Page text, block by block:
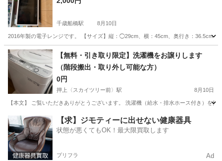
千歳船橋駅 8月10日
2016年製の電子レンジです。 【サイズ】縦：◯29cm、横：45cm、奥行き：36.5cm
東京 世田谷区 千歳船橋駅 キッチン家電
【無料・引き取り限定】洗濯機をお譲りします
（階段搬出・取り外し可能な方）
0円
押上〈スカイツリー前〉駅 8月10日
【本文】 ご覧いただきありがとうございます。 洗濯機（給水・排水ホース付き）を
東京 墨田区 押上〈スカイツリー前〉駅 生活家電
【求】ジモティーに出せない健康器具
状態が悪くてもOK！最大限買取します
プリフラ Ad